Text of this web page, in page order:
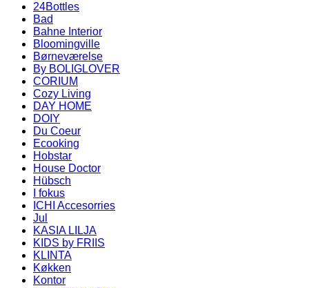
24Bottles
Bad
Bahne Interior
Bloomingville
Børneværelse
By BOLIGLOVER
CORIUM
Cozy Living
DAY HOME
DOIY
Du Coeur
Ecooking
Hobstar
House Doctor
Hübsch
I fokus
ICHI Accesorries
Jul
KASIA LILJA
KIDS by FRIIS
KLINTA
Køkken
Kontor